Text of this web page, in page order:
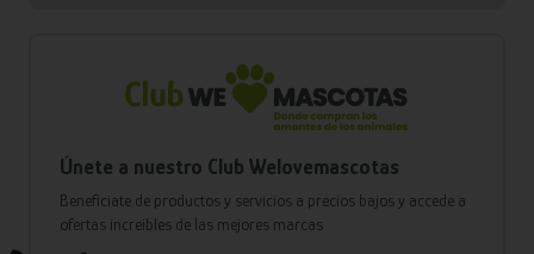
Únete a nuestro Club Welovemascotas
Benefíciate de productos y servicios a precios bajos y accede a
ofertas increíbles de las mejores marcas